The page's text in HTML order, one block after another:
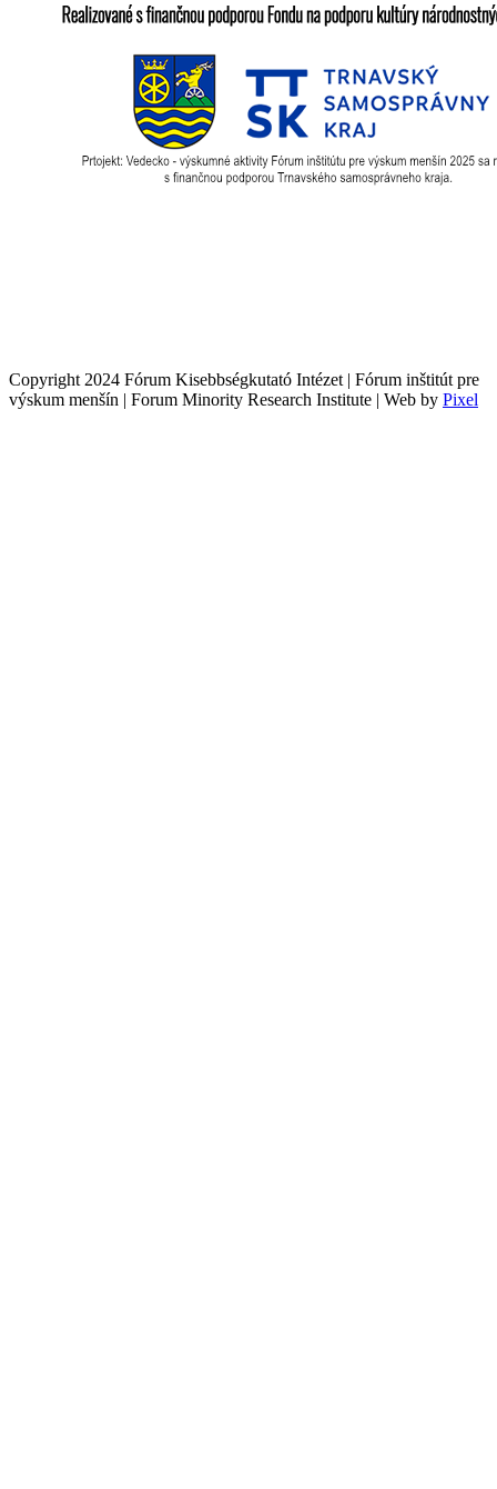
Copyright 2024 Fórum Kisebbségkutató Intézet | Fórum inštitút pre
výskum menšín | Forum Minority Research Institute | Web by Pixel